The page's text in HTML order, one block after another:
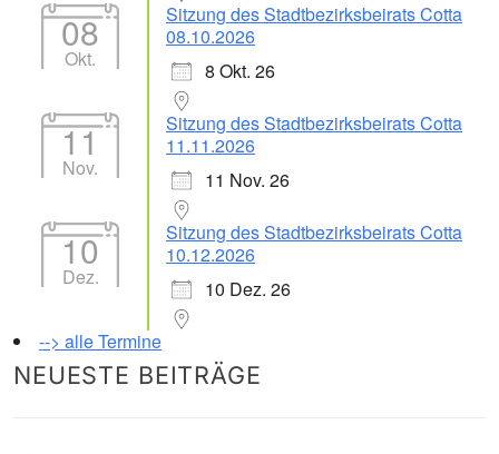
08
Okt.
Sitzung des Stadtbezirksbeirats Cotta
08.10.2026
8 Okt. 26
11
Nov.
Sitzung des Stadtbezirksbeirats Cotta
11.11.2026
11 Nov. 26
10
Dez.
Sitzung des Stadtbezirksbeirats Cotta
10.12.2026
10 Dez. 26
--> alle Termine
NEUESTE BEITRÄGE